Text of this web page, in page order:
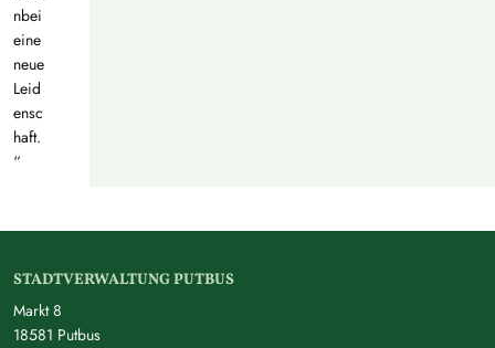
nbei
eine
neue
Leid
ensc
haft.
“
STADTVERWALTUNG PUTBUS
Markt 8
18581 Putbus